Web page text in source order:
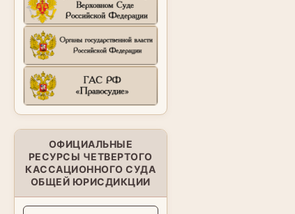
ОФИЦИАЛЬНЫЕ
РЕСУРСЫ ЧЕТВЕРТОГО
КАССАЦИОННОГО СУДА
ОБЩЕЙ ЮРИСДИКЦИИ